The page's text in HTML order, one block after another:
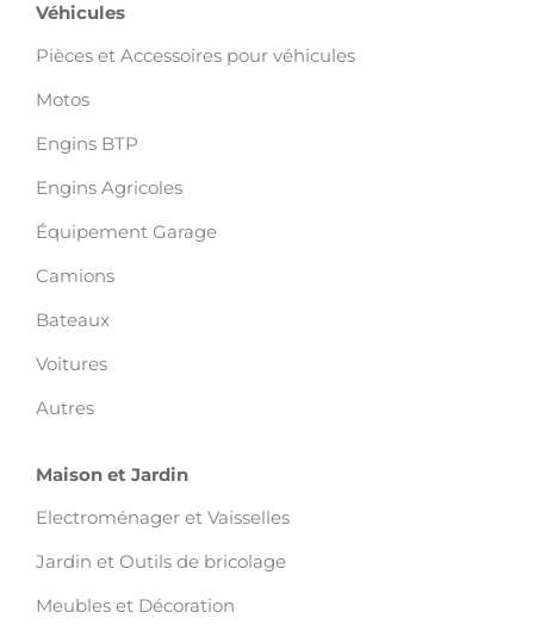
Véhicules
Pièces et Accessoires pour véhicules
Motos
Engins BTP
Engins Agricoles
Équipement Garage
Camions
Bateaux
Voitures
Autres
Maison et Jardin
Electroménager et Vaisselles
Jardin et Outils de bricolage
Meubles et Décoration